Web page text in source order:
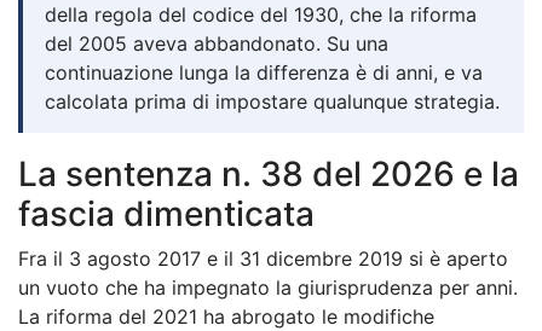
della regola del codice del 1930, che la riforma
del 2005 aveva abbandonato. Su una
continuazione lunga la differenza è di anni, e va
calcolata prima di impostare qualunque strategia.
La sentenza n. 38 del 2026 e la
fascia dimenticata
Fra il 3 agosto 2017 e il 31 dicembre 2019 si è aperto
un vuoto che ha impegnato la giurisprudenza per anni.
La riforma del 2021 ha abrogato le modifiche